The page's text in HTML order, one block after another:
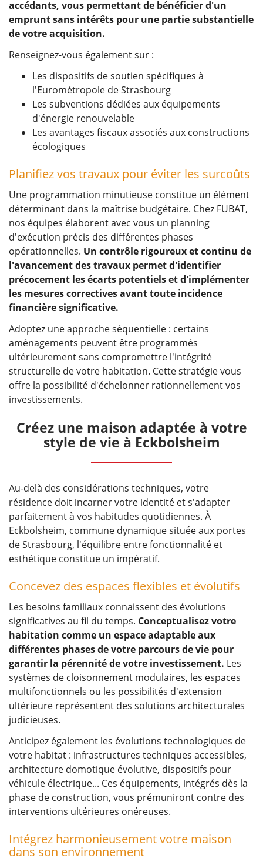
accédants, vous permettant de bénéficier d'un
emprunt sans intérêts pour une partie substantielle
de votre acquisition.
Renseignez-vous également sur :
Les dispositifs de soutien spécifiques à
l'Eurométropole de Strasbourg
Les subventions dédiées aux équipements
d'énergie renouvelable
Les avantages fiscaux associés aux constructions
écologiques
Planifiez vos travaux pour éviter les surcoûts
Une programmation minutieuse constitue un élément
déterminant dans la maîtrise budgétaire. Chez FUBAT,
nos équipes élaborent avec vous un planning
d'exécution précis des différentes phases
opérationnelles. Un contrôle rigoureux et continu de
l'avancement des travaux permet d'identifier
précocement les écarts potentiels et d'implémenter
les mesures correctives avant toute incidence
financière significative.
Adoptez une approche séquentielle : certains
aménagements peuvent être programmés
ultérieurement sans compromettre l'intégrité
structurelle de votre habitation. Cette stratégie vous
offre la possibilité d'échelonner rationnellement vos
investissements.
Créez une maison adaptée à votre
style de vie à Eckbolsheim
Au-delà des considérations techniques, votre
résidence doit incarner votre identité et s'adapter
parfaitement à vos habitudes quotidiennes. À
Eckbolsheim, commune dynamique située aux portes
de Strasbourg, l'équilibre entre fonctionnalité et
esthétique constitue un impératif.
Concevez des espaces flexibles et évolutifs
Les besoins familiaux connaissent des évolutions
significatives au fil du temps. Conceptualisez votre
habitation comme un espace adaptable aux
différentes phases de votre parcours de vie pour
garantir la pérennité de votre investissement. Les
systèmes de cloisonnement modulaires, les espaces
multifonctionnels ou les possibilités d'extension
ultérieure représentent des solutions architecturales
judicieuses.
Anticipez également les évolutions technologiques de
votre habitat : infrastructures techniques accessibles,
architecture domotique évolutive, dispositifs pour
véhicule électrique... Ces équipements, intégrés dès la
phase de construction, vous prémuniront contre des
interventions ultérieures onéreuses.
Intégrez harmonieusement votre maison
dans son environnement